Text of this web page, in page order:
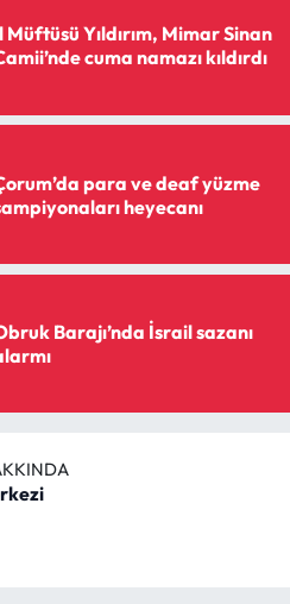
Müftüsü Yıldırım, Mimar Sinan
cuma namazı kıldırdı
para ve deaf yüzme
heyecanı
Barajı’nda İsrail sazanı